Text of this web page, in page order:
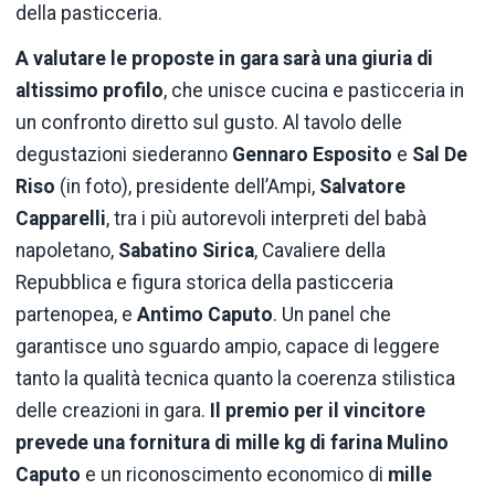
della pasticceria.
A valutare le proposte in gara sarà una giuria di
altissimo profilo, che unisce cucina e pasticceria in
un confronto diretto sul gusto. Al tavolo delle
degustazioni siederanno Gennaro Esposito e Sal De
Riso (in foto), presidente dell’Ampi, Salvatore
Capparelli, tra i più autorevoli interpreti del babà
napoletano, Sabatino Sirica, Cavaliere della
Repubblica e figura storica della pasticceria
partenopea, e Antimo Caputo. Un panel che
garantisce uno sguardo ampio, capace di leggere
tanto la qualità tecnica quanto la coerenza stilistica
delle creazioni in gara.
Il premio per il vincitore
prevede una fornitura di mille kg di farina Mulino
Caputo e un riconoscimento economico di mille